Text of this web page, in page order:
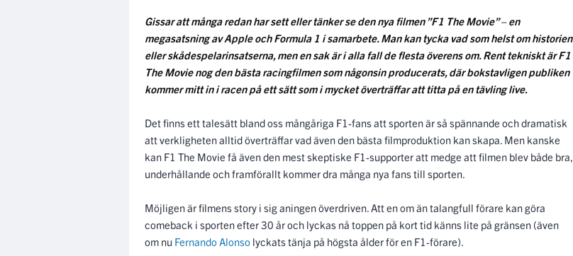
Gissar att många redan har sett eller tänker se den nya filmen ”F1 The Movie” – en
megasatsning av Apple och Formula 1 i samarbete. Man kan tycka vad som helst om historien
eller skådespelarinsatserna, men en sak är i alla fall de flesta överens om. Rent tekniskt är F1
The Movie nog den bästa racingfilmen som någonsin producerats, där bokstavligen publiken
kommer mitt in i racen på ett sätt som i mycket överträffar att titta på en tävling live.
Det finns ett talesätt bland oss mångåriga F1-fans att sporten är så spännande och dramatisk
att verkligheten alltid överträffar vad även den bästa filmproduktion kan skapa. Men kanske
kan F1 The Movie få även den mest skeptiske F1-supporter att medge att filmen blev både bra,
underhållande och framförallt kommer dra många nya fans till sporten.
Möjligen är filmens story i sig aningen överdriven. Att en om än talangfull förare kan göra
comeback i sporten efter 30 år och lyckas nå toppen på kort tid känns lite på gränsen (även
om nu Fernando Alonso lyckats tänja på högsta ålder för en F1-förare).